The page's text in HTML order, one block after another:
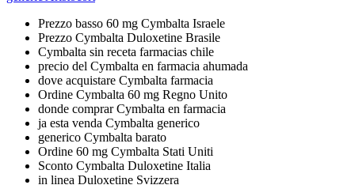
Prezzo basso 60 mg Cymbalta Israele
Prezzo Cymbalta Duloxetine Brasile
Cymbalta sin receta farmacias chile
precio del Cymbalta en farmacia ahumada
dove acquistare Cymbalta farmacia
Ordine Cymbalta 60 mg Regno Unito
donde comprar Cymbalta en farmacia
ja esta venda Cymbalta generico
generico Cymbalta barato
Ordine 60 mg Cymbalta Stati Uniti
Sconto Cymbalta Duloxetine Italia
in linea Duloxetine Svizzera